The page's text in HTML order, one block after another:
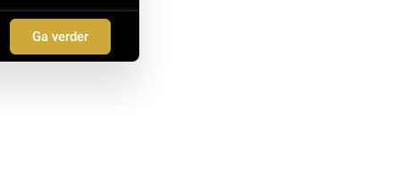
Ga verder